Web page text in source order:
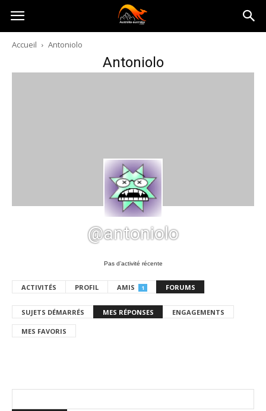
Australia-
australie.com
Accueil Antoniolo
Antoniolo
@antoniolo
Pas d’activité récente
ACTIVITÉS PROFIL AMIS 1 FORUMS
SUJETS DÉMARRÉS MES RÉPONSES ENGAGEMENTS
MES FAVORIS